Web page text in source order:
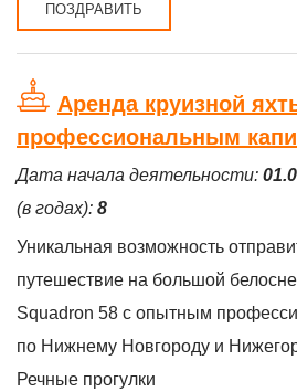
ПОЗДРАВИТЬ
Аренда круизной
профессиональным
Дата начала деятельности:
(в годах): 8
Уникальная возможность
путешествие на большой
Squadron 58 с опытным
по Нижнему Новгороду и
Речные прогулки